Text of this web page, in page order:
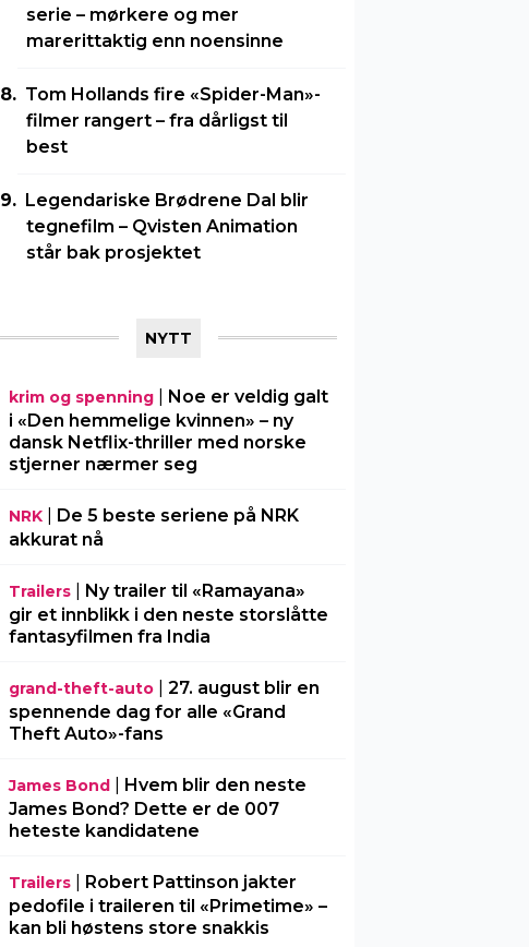
serie – mørkere og mer
marerittaktig enn noensinne
Tom Hollands fire «Spider-Man»-
filmer rangert – fra dårligst til
best
Legendariske Brødrene Dal blir
tegnefilm – Qvisten Animation
står bak prosjektet
NYTT
krim og spenning| Noe er veldig galt
i «Den hemmelige kvinnen» – ny
dansk Netflix-thriller med norske
stjerner nærmer seg
NRK| De 5 beste seriene på NRK
akkurat nå
Trailers| Ny trailer til «Ramayana»
gir et innblikk i den neste storslåtte
fantasyfilmen fra India
grand-theft-auto| 27. august blir en
spennende dag for alle «Grand
Theft Auto»-fans
James Bond| Hvem blir den neste
James Bond? Dette er de 007
heteste kandidatene
Trailers| Robert Pattinson jakter
pedofile i traileren til «Primetime» –
kan bli høstens store snakkis